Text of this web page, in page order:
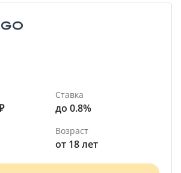
Ставка
до 0.8%
Возраст
от 18 лет